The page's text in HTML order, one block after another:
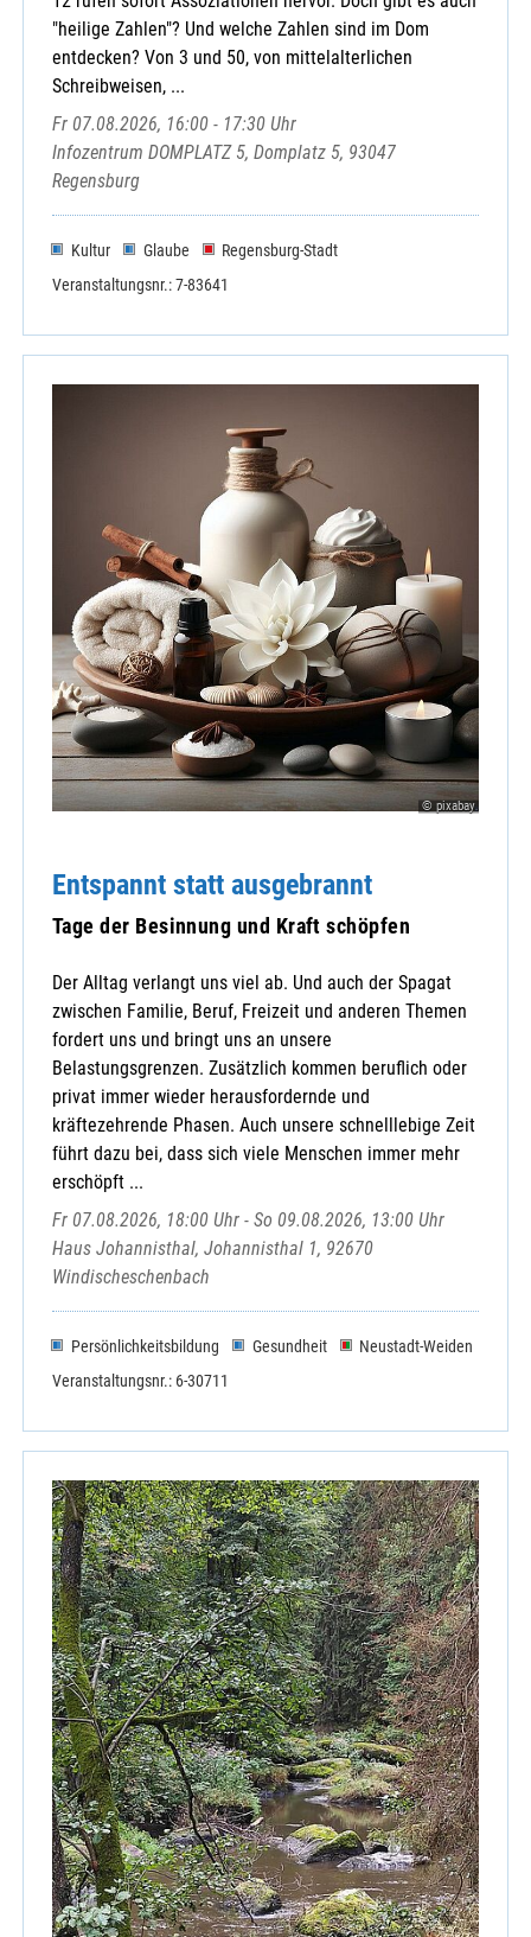
"heilige Zahlen"? Und welche Zahlen sind im Dom
entdecken? Von 3 und 50, von mittelalterlichen
Schreibweisen, ...
Fr 07.08.2026, 16:00 - 17:30 Uhr
Infozentrum DOMPLATZ 5, Domplatz 5, 93047
Regensburg
Kultur Glaube
Regensburg-Stadt
Veranstaltungsnr.: 7-83641
© pixabay
Entspannt statt ausgebrannt
Tage der Besinnung und Kraft schöpfen
Der Alltag verlangt uns viel ab. Und auch der Spagat
zwischen Familie, Beruf, Freizeit und anderen Themen
fordert uns und bringt uns an unsere
Belastungsgrenzen. Zusätzlich kommen beruflich oder
privat immer wieder herausfordernde und
kräftezehrende Phasen. Auch unsere schnelllebige Zeit
führt dazu bei, dass sich viele Menschen immer mehr
erschöpft ...
Fr 07.08.2026, 18:00 Uhr - So 09.08.2026, 13:00 Uhr
Haus Johannisthal, Johannisthal 1, 92670
Windischeschenbach
Persönlichkeitsbildung Gesundheit
Neustadt-Weiden
Veranstaltungsnr.: 6-30711